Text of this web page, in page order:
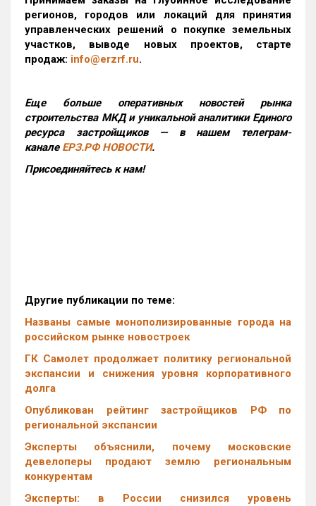
регионов, городов или локаций для принятия
управленческих решений о покупке земельных
участков, выводе новых проектов, старте
продаж: info@erzrf.ru.
Еще больше оперативных новостей рынка
строительства МКД и уникальной аналитики Единого
ресурса застройщиков — в нашем телеграм-
канале ЕРЗ.РФ НОВОСТИ.
Присоединяйтесь к нам!
Другие публикации по теме:
Названы самые монополизированные города на
российском рынке новостроек
ГК Самолет продолжает политику региональной
экспансии и снижения уровня корпоративного
долга
Опубликован рейтинг застройщиков РФ по
региональной экспансии
Эксперты объяснили, почему московские
девелоперы продают землю региональным
конкурентам
Эксперты: в России снизился уровень